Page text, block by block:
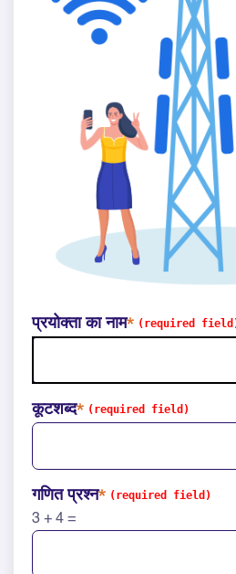
प्रयोक्ता का नाम
कूटशब्द
गणित प्रश्न
3 + 4 =